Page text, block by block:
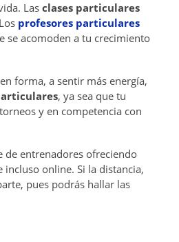
Las clases particulares
profesores particulares
se acomoden a tu crecimiento
forma, a sentir más energía,
, ya sea que tu
y en competencia con
de entrenadores ofreciendo
online. Si la distancia,
pues podrás hallar las